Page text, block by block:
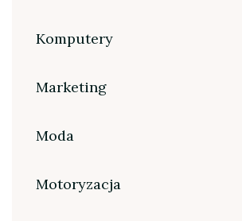
Komputery
Marketing
Moda
Motoryzacja